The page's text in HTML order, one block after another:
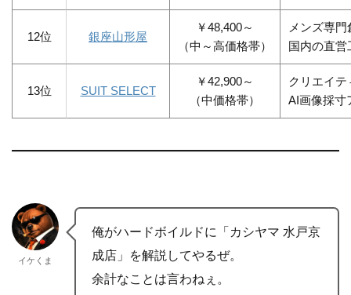
12位 銀座山形屋
￥48,400～
（中～高価格帯）
メンズ専
国内の直営
13位 SUIT SELECT
￥42,900～
（中価格帯）
クリエイ
AI画像採寸
イケくま
俺がハードボイルドに「カシヤマ 水戸京
成店」を解説してやるぜ。
余計なことは言わねぇ。